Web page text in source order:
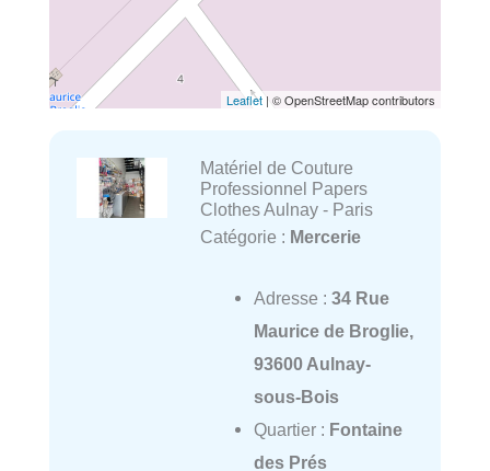
Leaflet | © OpenStreetMap contributors
Matériel de Couture
Professionnel Papers
Clothes Aulnay - Paris
Catégorie : Mercerie
Adresse : 34 Rue
Maurice de Broglie,
93600 Aulnay-
sous-Bois
Quartier : Fontaine
des Prés